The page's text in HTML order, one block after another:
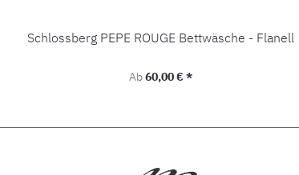
Schlossberg PEPE ROUGE Bettwäsche - Flanell
Regulärer Preis:
Ab60,00 € *